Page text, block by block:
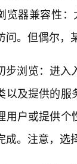
览器兼容性
问。但偶尔，
步浏览：进入
以及提供的服
用户或提供个
成。注意，选